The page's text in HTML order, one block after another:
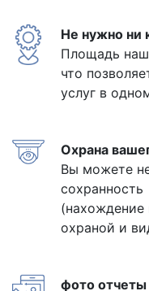
Не нужно ни
Площадь
что
услуг в
Охрана
Вы можете
сохранность
(нахождение
охраной и
фото отчеты